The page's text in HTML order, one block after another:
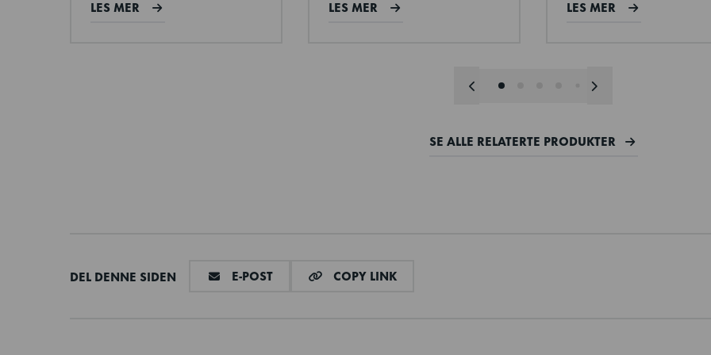
LES MER LES MER LES MER
SE ALLE RELATERTE PRODUKTER
DEL DENNE SIDEN E-POSTDEL VIA E-MAILCOPY LINKCOPY LINK